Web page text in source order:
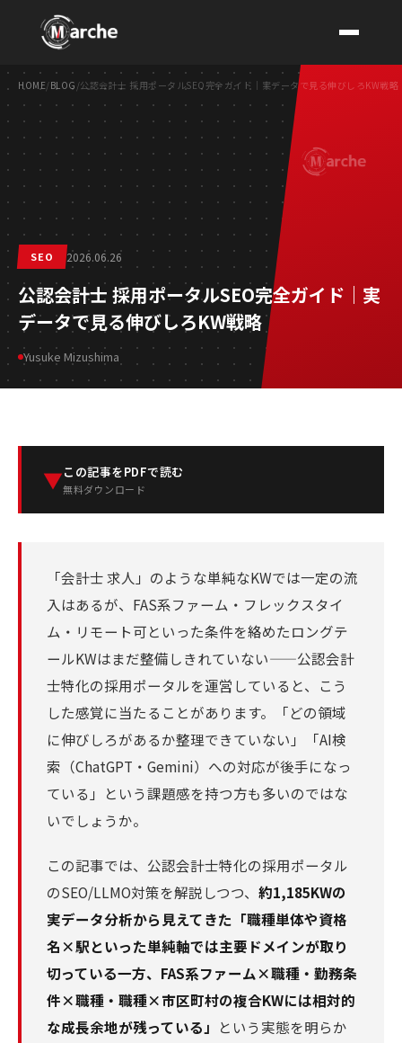
CONTACT
HOME/BLOG /公認会計士 採用ポータルSEO完全ガイド｜実データで見る伸びしろKW戦略
SEO 2026.06.26
公認会計士 採用ポータルSEO完全ガイド｜実
データで見る伸びしろKW戦略
Yusuke Mizushima
▼この記事をPDFで読む
無料ダウンロード
「会計士 求人」のような単純なKWでは一定の流
入はあるが、FAS系ファーム・フレックスタイ
ム・リモート可といった条件を絡めたロングテ
ールKWはまだ整備しきれていない——公認会計
士特化の採用ポータルを運営していると、こう
した感覚に当たることがあります。「どの領域
に伸びしろがあるか整理できていない」「AI検
索（ChatGPT・Gemini）への対応が後手になっ
ている」という課題感を持つ方も多いのではな
いでしょうか。
この記事では、公認会計士特化の採用ポータル
のSEO/LLMO対策を解説しつつ、 約1,185KWの
実データ分析から見えてきた「職種単体や資格
名×駅といった単純軸では主要ドメインが取り
切っている一方、FAS系ファーム×職種・勤務条
件×職種・職種×市区町村の複合KWには相対的
な成長余地が残っている」 という実態を明らか